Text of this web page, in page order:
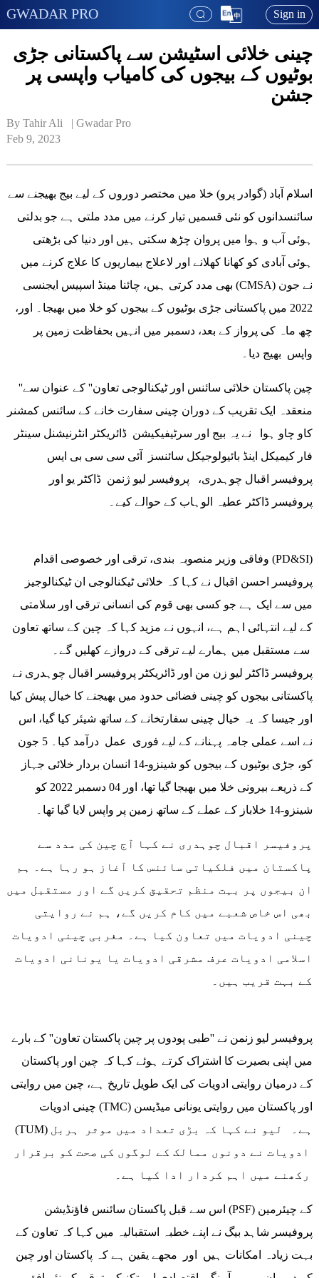
GWADAR PRO Sign in
چینی خلائی اسٹیشن سے پاکستانی جڑی
بوٹیوں کے بیجوں کی کامیاب واپسی پر
جشن
By Tahir Ali   | Gwadar Pro
Feb 9, 2023
اسلام آباد (گوادر پرو) خلا میں مختصر دوروں کے لیے بیج بھیجنے سے
سائنسدانوں کو نئی قسمیں تیار کرنے میں مدد ملتی ہے جو بدلتی
ہوئی آب و ہوا میں پروان چڑھ سکتی ہیں اور دنیا کی بڑھتی
ہوئی آبادی کو کھانا کھلانے اور لاعلاج بیماریوں کا علاج کرنے میں
بھی مدد کرتی ہیں، چائنا مینڈ اسپیس ایجنسی (CMSA) نے جون
2022 میں پاکستانی جڑی بوٹیوں کے بیجوں کو خلا میں بھیجا۔ اور،
چھ ماہ کی پرواز کے بعد، دسمبر میں انہیں بحفاظت زمین پر
واپس بھیج دیا۔
''چین پاکستان خلائی سائنس اور ٹیکنالوجی تعاون'' کے عنوان سے
منعقدہ ایک تقریب کے دوران چینی سفارت خانے کے سائنس کمشنر
کاو چاو ہوا نے یہ بیج اور سرٹیفیکیشن ڈائریکٹر انٹرنیشنل سینٹر
فار کیمیکل اینڈ بائیولوجیکل سائنسز آئی سی سی بی ایس
پروفیسر اقبال چوہدری، پروفیسر لیو ژنمن ڈاکٹر یو اور
پروفیسر ڈاکٹر عطیہ الوہاب کے حوالے کیے۔
میں سے ایک ہے جو کسی بھی قوم کی انسانی ترقی اور سلامتی
کے لیے انتہائی اہم ہے، انہوں نے مزید کہا کہ چین کے ساتھ تعاون
پروفیسر ڈاکٹر لیو زن من اور ڈائریکٹر پروفیسر اقبال چوہدری نے
پاکستانی بیجوں کو چینی فضائی حدود میں بھیجنے کا خیال پیش کیا
اور جیسا کہ یہ خیال چینی سفارتخانے کے ساتھ شیئر کیا گیا، اس
نے اسے عملی جامہ پہنانے کے لیے فوری عمل درآمد کیا۔ 5 جون
کو، جڑی بوٹیوں کے بیجوں کو شینزو-14 انسان بردار خلائی جہاز
کے ذریعے بیرونی خلا میں بھیجا گیا تھا، اور 04 دسمبر 2022 کو
شینزو-14 خلاباز کے عملے کے ساتھ زمین پر واپس لایا گیا تھا۔
پروفیسر اقبال چوہدری نے کہا آج چین کی مدد سے
پاکستان میں فلکیاتی سائنس کا آغاز ہو رہا ہے۔ ہم
ان بیجوں پر بہت منظم تحقیق کریں گے اور مستقبل میں
بھی اس خاص شعبے میں کام کریں گے، ہم نے روایتی
چینی ادویات میں تعاون کیا ہے۔ مغربی چینی ادویات
اسلامی ادویات عرف مشرقی ادویات یا یونانی ادویات
کے بہت قریب ہیں۔
پروفیسر لیو زنمن نے ''طبی پودوں پر چین پاکستان تعاون'' کے بارے
میں اپنی بصیرت کا اشتراک کرتے ہوئے کہا کہ چین اور پاکستان
کے درمیان روایتی ادویات کی ایک طویل تاریخ ہے، چین میں روایتی
چینی ادویات (TMC) اور پاکستان میں روایتی یونانی میڈیسن
(TUM) ہے۔ لیو نے کہا کہ بڑی تعداد میں موثر ہربل
ادویات نے دونوں ممالک کے لوگوں کی صحت کو برقرار
اس سے قبل پاکستان سائنس فاؤنڈیشن (PSF) کے چیئرمین
پروفیسر شاہد بیگ نے اپنے خطبہ استقبالیہ میں کہا کہ تعاون کے
بہت زیادہ امکانات ہیں اور مجھے یقین ہے کہ پاکستان اور چین